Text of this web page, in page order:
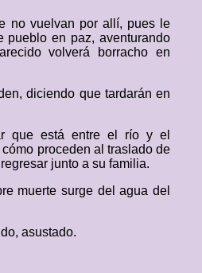
no vuelvan por allí, pues le
pueblo en paz, aventurando
volverá borracho en
diciendo que tardarán en
que está entre el río y el
proceden al traslado de
junto a su familia.
muerte surge del agua del
asustado.